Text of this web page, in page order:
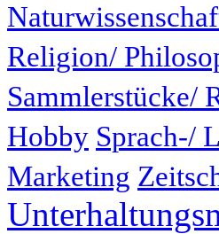
Religion/
Sammlerstücke/
Hobby Sprach-/
Marketing